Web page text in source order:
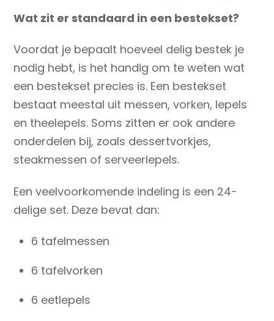
Wat zit er standaard in een bestekset?
Voordat je bepaalt hoeveel delig bestek je
nodig hebt, is het handig om te weten wat
een bestekset precies is. Een bestekset
bestaat meestal uit messen, vorken, lepels
en theelepels. Soms zitten er ook andere
onderdelen bij, zoals dessertvorkjes,
steakmessen of serveerlepels.
Een veelvoorkomende indeling is een 24-
delige set. Deze bevat dan:
6 tafelmessen
6 tafelvorken
6 eetlepels